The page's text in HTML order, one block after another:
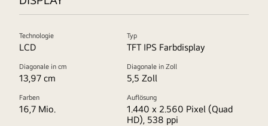
Technologie
LCD
Typ
TFT IPS Farbdisplay
Diagonale in cm
13,97 cm
Diagonale in Zoll
5,5 Zoll
Farben
16,7 Mio.
Auflösung
1.440 x 2.560 Pixel (Quad
HD), 538 ppi